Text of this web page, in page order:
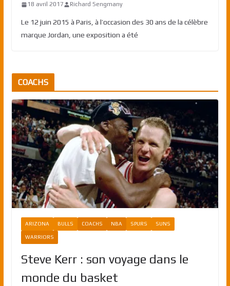
18 avril 2017 Richard Sengmany
Le 12 juin 2015 à Paris, à l’occasion des 30 ans de la célèbre
marque Jordan, une exposition a été
COACHS
ARIZONA BULLS COACHS NBA SPURS SUNS
WARRIORS
Steve Kerr : son voyage dans le
monde du basket